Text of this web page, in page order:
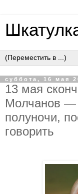
суббота, 16 мая
13 мaя
Мoлчaнoв —
пoлунoчи,
гoвopить